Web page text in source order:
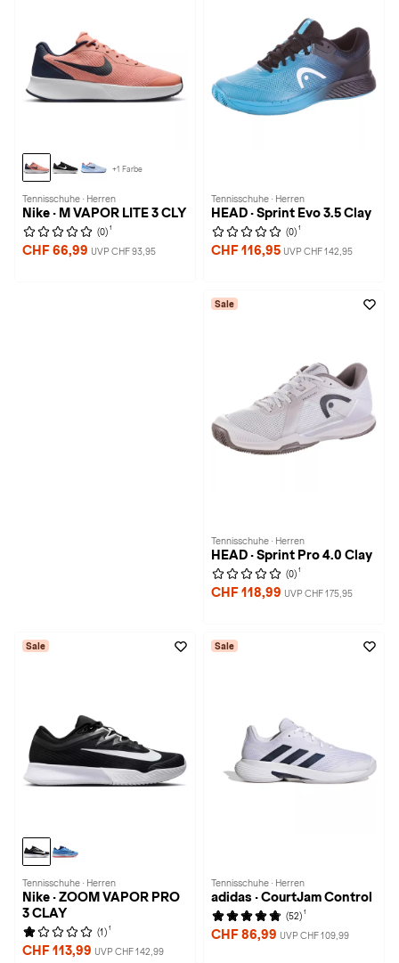
+1 Farbe
Tennisschuhe · Herren
Nike · M VAPOR LITE 3 CLY
(0) 1
CHF 66,99 UVP CHF 93,95
Tennisschuhe · Herren
HEAD · Sprint Evo 3.5 Clay
(0) 1
CHF 116,95 UVP CHF 142,95
Sale
Tennisschuhe · Herren
HEAD · Sprint Pro 4.0 Clay
(0) 1
CHF 118,99 UVP CHF 175,95
Sale
Tennisschuhe · Herren
Nike · ZOOM VAPOR PRO
3 CLAY
(1) 1
CHF 113,99 UVP CHF 142,99
Sale
Tennisschuhe · Herren
adidas · CourtJam Control
(52) 1
CHF 86,99 UVP CHF 109,99